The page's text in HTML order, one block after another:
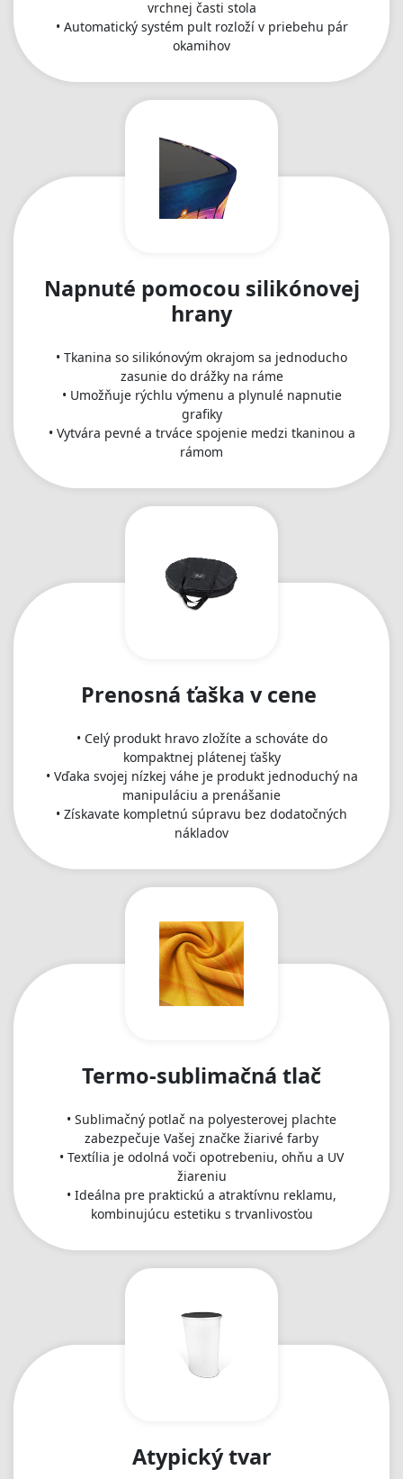
vrchnej časti stola
• Automatický systém pult rozloží v priebehu pár
okamihov
Napnuté pomocou silikónovej
hrany
• Tkanina so silikónovým okrajom sa jednoducho
zasunie do drážky na ráme
• Umožňuje rýchlu výmenu a plynulé napnutie
grafiky
• Vytvára pevné a trváce spojenie medzi tkaninou a
rámom
Prenosná ťaška v cene
• Celý produkt hravo zložíte a schováte do
kompaktnej plátenej ťašky
• Vďaka svojej nízkej váhe je produkt jednoduchý na
manipuláciu a prenášanie
• Získavate kompletnú súpravu bez dodatočných
nákladov
Termo-sublimačná tlač
• Sublimačný potlač na polyesterovej plachte
zabezpečuje Vašej značke žiarivé farby
• Textília je odolná voči opotrebeniu, ohňu a UV
žiareniu
• Ideálna pre praktickú a atraktívnu reklamu,
kombinujúcu estetiku s trvanlivosťou
Atypický tvar